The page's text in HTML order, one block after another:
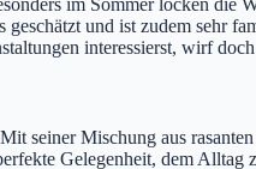
im Sommer locken
und ist zudem sehr
interessierst, wirf
seiner Mischung aus
Gelegenheit, dem